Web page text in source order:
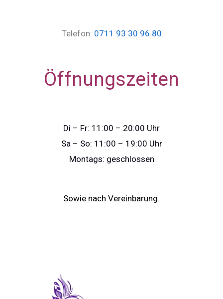
Telefon: 0711 93 30 96 80
Öffnungszeiten
Di – Fr: 11:00 – 20:00 Uhr
Sa – So: 11:00 – 19:00 Uhr
Montags: geschlossen
Sowie nach Vereinbarung.